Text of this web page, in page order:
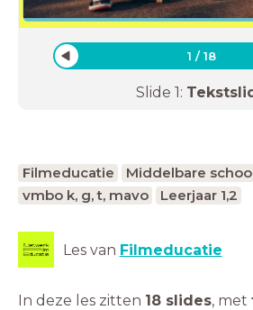
1 /18
Slide 1:
Filmeducatie
Middelbare
vmbo k, g, t, mavo
Leerjaar 1,2
Les van Filmeducatie
In deze les zitten 18 slides, met